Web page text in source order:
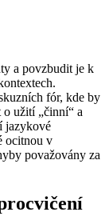
a povzbudit je k
fór, kde by
užití „činní“ a
jazykové
ocitnou v
považovány za